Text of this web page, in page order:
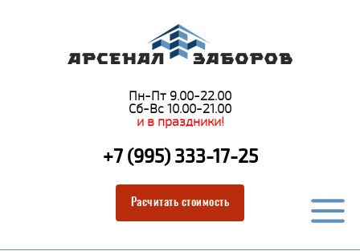
Пн-Пт 9.00-22.00
Сб-Вс 10.00-21.00
и в праздники!
+7 (995) 333-17-25
Расчитать стоимость